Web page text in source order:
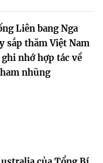
Liên bang Nga
sắp thăm Việt Nam
nhớ hợp tác về
nhũng